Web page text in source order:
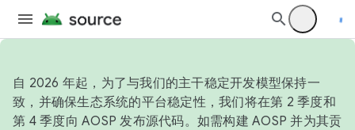
自 2026 年起，为了与我们的主干稳定开发模型保持一
致，并确保生态系统的平台稳定性，我们将在第 2 季度和
第 4 季度向 AOSP 发布源代码。如需构建 AOSP 并为其贡